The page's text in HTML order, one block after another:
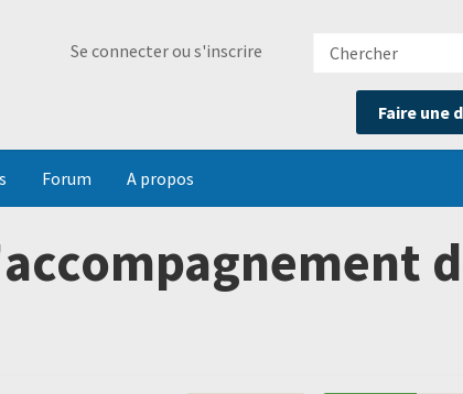
Se connecter ou s'inscrire
Chercher
Faire une
Forum A propos